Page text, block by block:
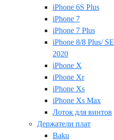
iPhone 6S Plus
iPhone 7
iPhone 7 Plus
iPhone 8/8 Plus/ SE
2020
iPhone X
iPhone Xr
iPhone Xs
iPhone Xs Max
Лоток для винтов
Держатели плат
Baku